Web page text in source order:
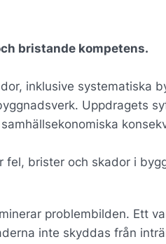
bristande kompetens.
inklusive systematiska
Uppdragets
brister och skador i
problembilden. Ett
inte skyddas från